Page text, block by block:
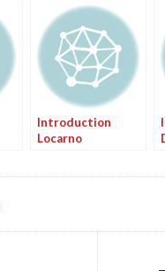
Introduction
Locarno